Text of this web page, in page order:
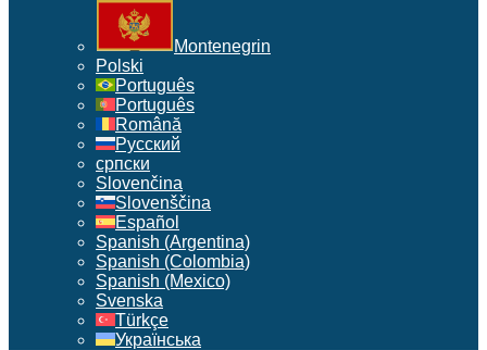
Montenegrin
Polski
Português
Português
Română
Русский
српски
Slovenčina
Slovenščina
Español
Spanish (Argentina)
Spanish (Colombia)
Spanish (Mexico)
Svenska
Türkçe
Українська